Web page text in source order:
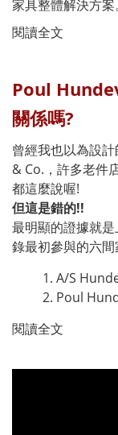
家具整體解決方案
閱讀全文
Poul
關係嗎?
曾經我也以為設
& Co.，許多老件
都這麼說喔!
但這是錯的!!
最明顯的證據就
錄最初參與的六間
A/S
Poul
閱讀全文